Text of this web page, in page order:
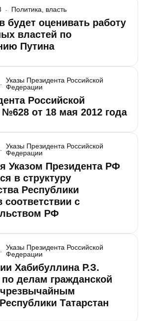
будет оценивать работу
властей по
Путина
Политика, власть
Российской
от 18 мая 2012 года
Указы Президента Российской
Федерации
Указом Президента РФ
в структуру
Республики
соответствии с
РФ
Указы Президента Российской
Федерации
Хабибуллина Р.З.
делам гражданской
Татарстан
Указы Президента Российской
Федерации